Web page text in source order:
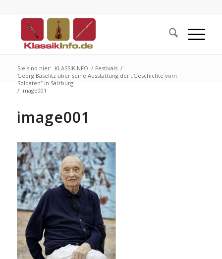
Sie sind hier: KLASSIKINFO / Festivals /
Georg Baselitz über seine Ausstattung der „Geschichte vom
Soldaten“ in Salzburg
/ image001
image001